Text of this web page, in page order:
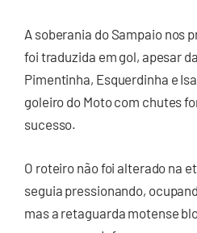
A soberania do Sampaio nos
foi traduzida em gol, apesar
Pimentinha, Esquerdinha e
goleiro do Moto com chutes
sucesso.
O roteiro não foi alterado na
seguia pressionando,
mas a retaguarda motense